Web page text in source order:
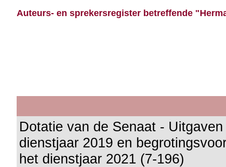
Auteurs- en sprekersregister betreffende
Dotatie van de Senaat -
dienstjaar 2019 en
het dienstjaar 2021 (7-196)